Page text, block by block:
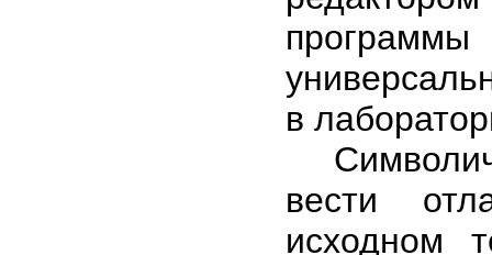
программы
в
вести
исходном